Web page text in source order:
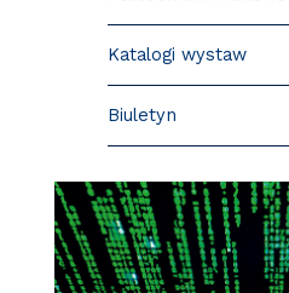
Katalogi wystaw
Biuletyn